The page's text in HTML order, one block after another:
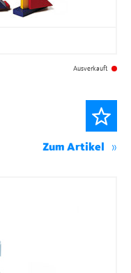
Ausverkauft
Zum Artikel